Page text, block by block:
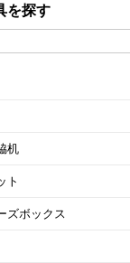
を探す
の他
デスク（ベンチデスク）
机
ト
ト
ト
ト
ズボックス